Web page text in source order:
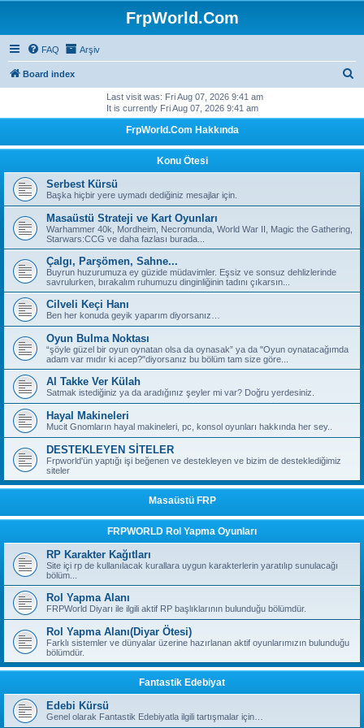
FrpWorld.Com
FAQ Arşiv
Board index
c
h
Last visit was: Fri Aug 07, 2026 9:41 am
It is currently Fri Aug 07, 2026 9:41 am
FrpWorld.Com Hakkında
Konu Ötesi
Serbest Kürsü
Başka hiçbir yere uymadı dediğiniz mesajlar için.
Masaüstü Strateji ve Kart Oyunları
Warhammer 40k, Mordheim, Necromunda, World War II, Magic the Gathering,
Starwars:CCG ve daha fazlası burada...
Çalgı, Parşömen, Sahne...
Buyrun huzurumuza ey güzide müdavimler. Eşsiz ve sonsuz dehlizlerinde
savrulurken, bırakalım ruhumuzu dinginliğinin tadını çıkarsın...
Cilveli Keçi Hanı
Ben her konuda geyik yaparım diyorsanız…
Oyun Bulma Noktası
“şöyle güzel bir oyun oynatan olsa da oynasak” ya da "Oyun oynatacağımda
adam var mıdır ki acep?"diyorsanız bu bölüm tam size göre...
Al Takke Ver Külah
Satmak istediğiniz ya da aradığınız şeyler mi var? Doğru yerdesiniz.
Hayal Makineleri
Mucit Gnomların hayal makineleri, pc, konsol oyunları hakkında her sey..
DESTEKLEYEN SİTELER
Frpworld'ün yaptığı işi beğenen ve destekleyen ve bizim de desteklediğimiz
siteler
Masaüstü FRP
FRPWORLD Rol Yapma Oyunları
RP Karakter Kağıtları
Site içi rp de kullanılacak kurallara uygun karakterlerin yaratılıp sunulacağı
bölüm...
Rol Yapma Alanı
FRPWorld Diyarı ile ilgili aktif RP başlıklarının bulunduğu bölümdür.
Rol Yapma Alanı(Diyar Ötesi)
Farklı sistemler ve dünyalar üzerine hazırlanan aktif oyunlarımızın bulunduğu
bölümdür.
Fantastik Edebiyat
Edebi Kürsü
Genel olarak Fantastik Edebiyatla ilgili tartışmalar için…